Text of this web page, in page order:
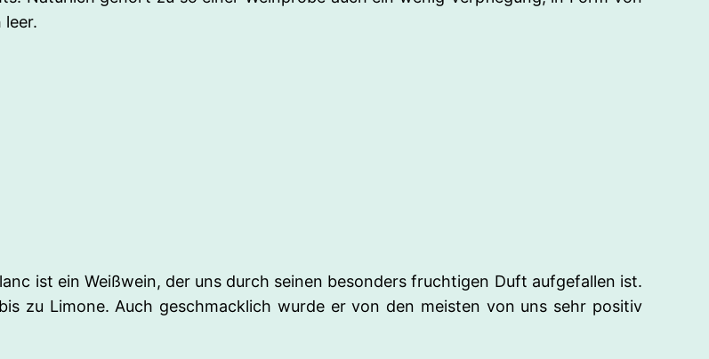
leer.
ist ein Weißwein, der uns durch seinen besonders fruchtigen Duft aufgefallen ist.
zu Limone. Auch geschmacklich wurde er von den meisten von uns sehr positiv